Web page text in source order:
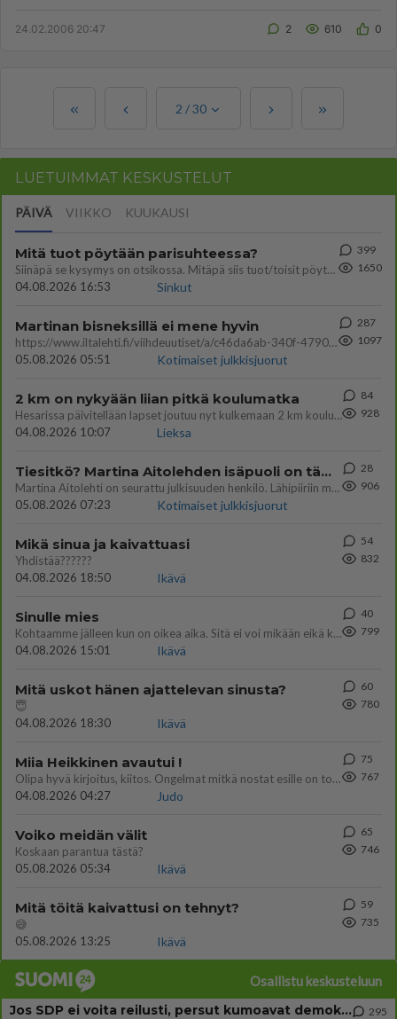
24.02.2006 20:47 2 610 0
2 /30
LUETUIMMAT KESKUSTELUT
PÄIVÄ VIIKKO KUUKAUSI
Mitä tuot pöytään parisuhteessa?
Siinäpä se kysymys on otsikossa. Mitäpä siis tuot/toisit pöytään parisuhteessa? Oletko mies vai nainen? Koetko sen mitä
04.08.2026 16:53
Sinkut
399
1650
Martinan bisneksillä ei mene hyvin
https://www.iltalehti.fi/viihdeuutiset/a/c46da6ab-340f-4790-aaa7-0865eed2336 Yrityksen konkurssihakemus on tullut kärä
05.08.2026 05:51
Kotimaiset julkkisjuorut
287
1097
2 km on nykyään liian pitkä koulumatka
Hesarissa päivitellään lapset joutuu nyt kulkemaan 2 km kouluun jösses. Ruostefillarilla tuo matka menee vaikka miten äk
04.08.2026 10:07
Lieksa
84
928
Tiesitkö? Martina Aitolehden isäpuoli on tämä suosittu laulaja
Martina Aitolehti on seurattu julkisuuden henkilö. Lähipiiriin mahtuu muitakin tunnettuja henkilöitä. Tiesitkö, että Ma
05.08.2026 07:23
Kotimaiset julkkisjuorut
28
906
Mikä sinua ja kaivattuasi
Yhdistää??????
04.08.2026 18:50
Ikävä
54
832
Sinulle mies
Kohtaamme jälleen kun on oikea aika. Sitä ei voi mikään eikä kukaan estää <3 <3
04.08.2026 15:01
Ikävä
40
799
Mitä uskot hänen ajattelevan sinusta?
😇
04.08.2026 18:30
Ikävä
60
780
Miia Heikkinen avautui !
Olipa hyvä kirjoitus, kiitos. Ongelmat mitkä nostat esille on todellisia ja tämä ylimielisyys totta ja se näkyy kaikessa
04.08.2026 04:27
Judo
75
767
Voiko meidän välit
Koskaan parantua tästä?
05.08.2026 05:34
Ikävä
65
746
Mitä töitä kaivattusi on tehnyt?
😅
05.08.2026 13:25
Ikävä
59
735
Osallistu keskusteluun
Jos SDP ei voita reilusti, persut kumoavat demokratian Suomesta
295